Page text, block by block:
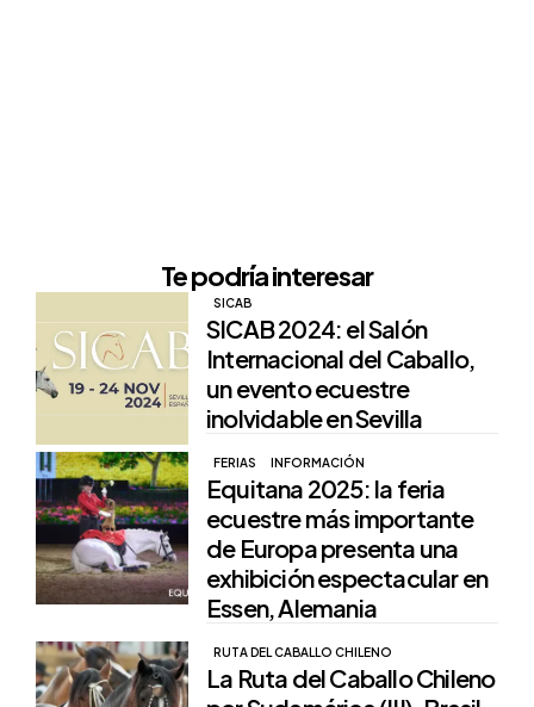
Te podría interesar
SICAB
SICAB 2024: el Salón
Internacional del Caballo,
un evento ecuestre
inolvidable en Sevilla
FERIAS INFORMACIÓN
Equitana 2025: la feria
ecuestre más importante
de Europa presenta una
exhibición espectacular en
Essen, Alemania
RUTA DEL CABALLO CHILENO
La Ruta del Caballo Chileno